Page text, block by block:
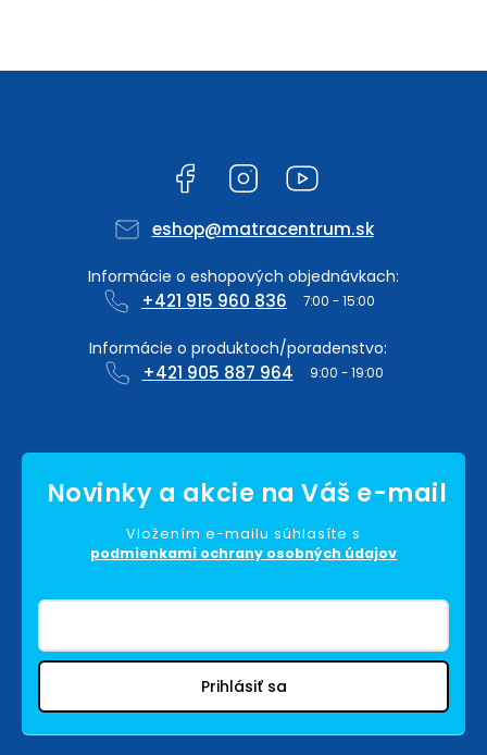
Facebook Instagram
eshop@matracentrum.sk
+421 915 960 836
+421 905 887 964
Vložením e-mailu súhlasíte s
podmienkami ochrany osobných údajov
Prihlásiť sa